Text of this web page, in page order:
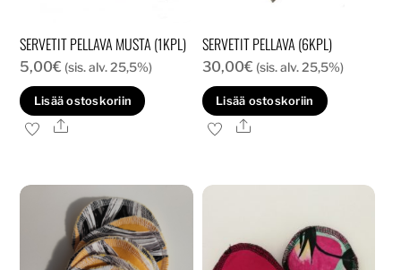
SERVETIT PELLAVA MUSTA (1KPL)
5,00€ (sis. alv. 25,5%)
Lisää ostoskoriin
Ale
SERVETIT PELLAVA (6KPL)
30,00€ (sis. alv. 25,5%)
Lisää ostoskoriin
Ale